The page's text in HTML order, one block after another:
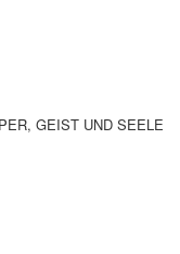
GEIST UND SEELE